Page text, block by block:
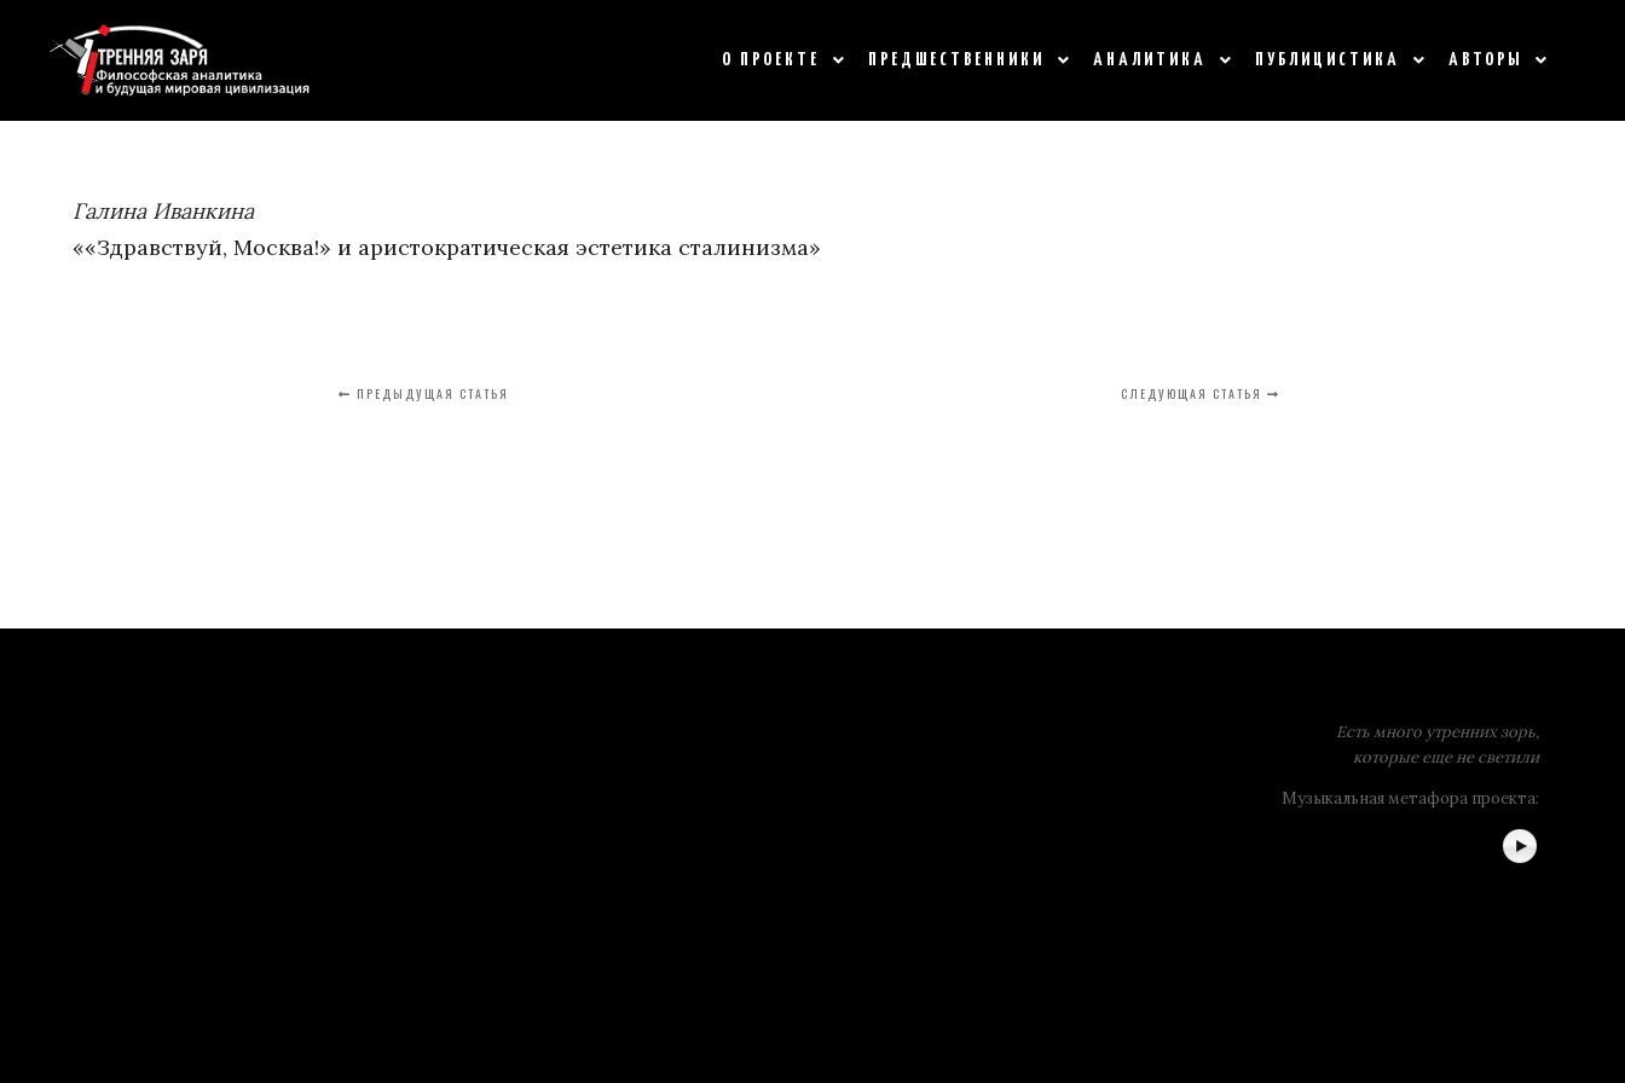
О ПРОЕКТЕ ПРЕДШЕСТВЕННИКИ АНАЛИТИКА ПУБЛИЦИСТИКА АВТОРЫ
Галина Иванкина
««Здравствуй, Москва!» и аристократическая эстетика сталинизма»
ПРЕДЫДУЩАЯ СТАТЬЯ СЛЕДУЮЩАЯ СТАТЬЯ
Есть много утренних зорь,
которые еще не светили
Музыкальная метафора проекта: